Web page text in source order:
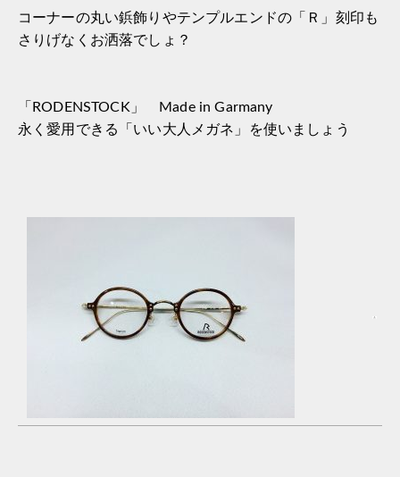
コーナーの丸い鋲飾りやテンプルエンドの「Ｒ」刻印も
さりげなくお洒落でしょ？
「RODENSTOCK」 Made in Garmany
永く愛用できる「いい大人メガネ」を使いましょう